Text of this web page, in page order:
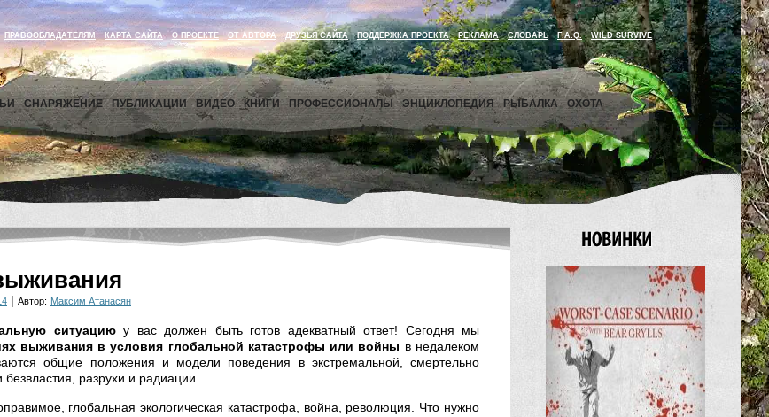
ПРАВООБЛАДАТЕЛЯМ КАРТА САЙТА О ПРОЕКТЕ ОТ АВТОРА ДРУЗЬЯ САЙТА ПОДДЕРЖКА ПРОЕКТА РЕКЛАМА СЛОВАРЬ F.A.Q. WILD SURVIVE
СНАРЯЖЕНИЕ ПУБЛИКАЦИИ ВИДЕО КНИГИ ПРОФЕССИОНАЛЫ ЭНЦИКЛОПЕДИЯ РЫБАЛКА ОХОТА
| Автор: Максим Атанасян
ситуациюу вас должен быть готов адекватный ответ! Сегодня мы
выживания в условия глобальной катастрофы или войны в недалеком
общие положения и модели поведения в экстремальной, смертельно
разрухи и радиации.
глобальная экологическая катастрофа, война, революция. Что нужно